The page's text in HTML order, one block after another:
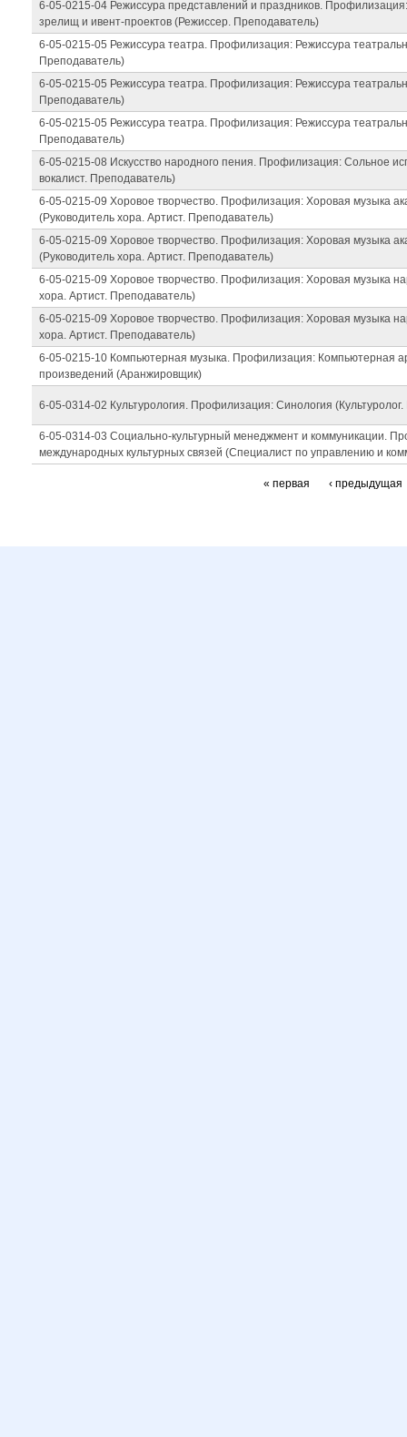
6-05-0215-04 Режиссура представлений и праздников.
зрелищ и ивент-проектов (Режиссер. Преподаватель)
6-05-0215-05 Режиссура театра. Профилизация: Режиссура
Преподаватель)
6-05-0215-05 Режиссура театра. Профилизация: Режиссура
Преподаватель)
6-05-0215-05 Режиссура театра. Профилизация: Режиссура
Преподаватель)
6-05-0215-08 Искусство народного пения. Профилизация: Сольное
вокалист. Преподаватель)
6-05-0215-09 Хоровое творчество. Профилизация: Хоровая музыка
(Руководитель хора. Артист. Преподаватель)
6-05-0215-09 Хоровое творчество. Профилизация: Хоровая музыка
(Руководитель хора. Артист. Преподаватель)
6-05-0215-09 Хоровое творчество. Профилизация: Хоровая музыка
хора. Артист. Преподаватель)
6-05-0215-09 Хоровое творчество. Профилизация: Хоровая музыка
хора. Артист. Преподаватель)
6-05-0215-10 Компьютерная музыка. Профилизация: Компьютерная
произведений (Аранжировщик)
6-05-0314-02 Культурология. Профилизация: Синология
6-05-0314-03 Социально-культурный менеджмент и коммуникации.
международных культурных связей (Специалист по управлению и
« первая ‹ предыдущая